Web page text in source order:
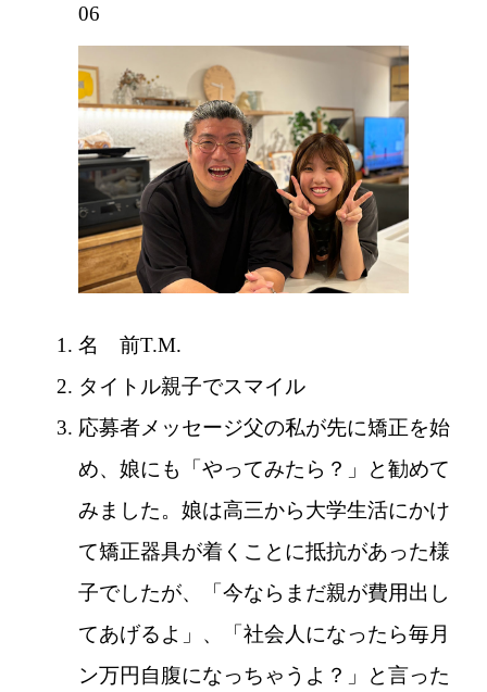
06
名 前T.M.
タイトル親子でスマイル
応募者メッセージ父の私が先に矯正を始
め、娘にも「やってみたら？」と勧めて
みました。娘は高三から大学生活にかけ
て矯正器具が着くことに抵抗があった様
子でしたが、「今ならまだ親が費用出し
てあげるよ」、「社会人になったら毎月
ン万円自腹になっちゃうよ？」と言った